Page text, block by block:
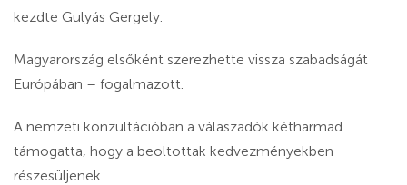
kezdte Gulyás Gergely.
Magyarország elsőként szerezhette vissza szabadságát
Európában – fogalmazott.
A nemzeti konzultációban a válaszadók kétharmad
támogatta, hogy a beoltottak kedvezményekben
részesüljenek.